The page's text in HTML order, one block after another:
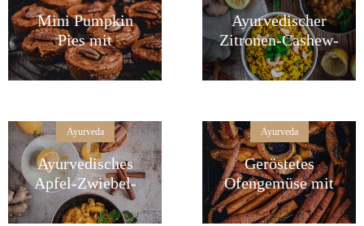
Mini Pumpkin
Pies mit
Pekanüssen
Ayurvedischer
Zitronen-Cashew-
Reis
Ayurveda
Ayurvedisches
Apfel-Zwiebel-
Chutney
Ayurveda
Geröstetes
Ofengemüse mit
Zimt und
Rosmarin